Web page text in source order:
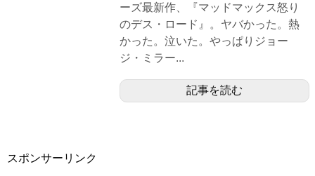
ーズ最新作、『マッドマックス怒り
のデス・ロード』。ヤバかった。熱
かった。泣いた。やっぱりジョー
ジ・ミラー...
記事を読む
スポンサーリンク